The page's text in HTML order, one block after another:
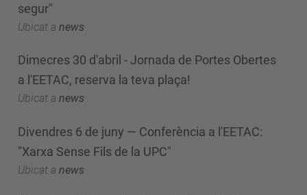
segur"
Ubicat a news
Dimecres 30 d'abril - Jornada de Portes Obertes
a l'EETAC, reserva la teva plaça!
Ubicat a news
Divendres 6 de juny — Conferència a l'EETAC:
"Xarxa Sense Fils de la UPC"
Ubicat a news